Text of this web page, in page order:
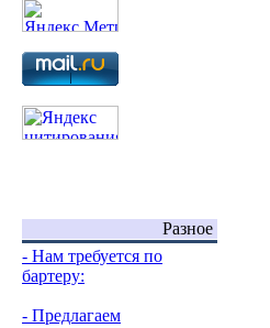
Разное
- Нам требуется по
бартеру:
- Предлагаем